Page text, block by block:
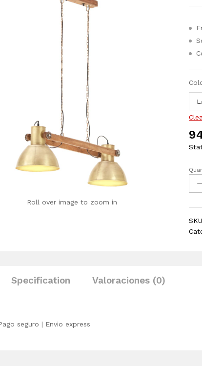
Roll over image to zoom in
109
Specification Valoraciones (0)
seguro | Envio express